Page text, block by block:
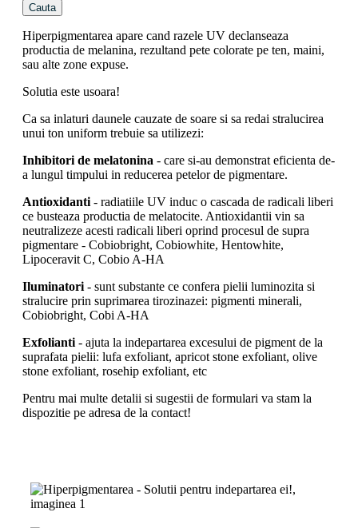
Cauta
Hiperpigmentarea apare cand razele UV declanseaza
productia de melanina, rezultand pete colorate pe ten, maini,
sau alte zone expuse.
Solutia este usoara!
Ca sa inlaturi daunele cauzate de soare si sa redai stralucirea
unui ton uniform trebuie sa utilizezi:
Inhibitori de melatonina - care si-au demonstrat eficienta de-
a lungul timpului in reducerea petelor de pigmentare.
Antioxidanti - radiatiile UV induc o cascada de radicali liberi
ce busteaza productia de melatocite. Antioxidantii vin sa
neutralizeze acesti radicali liberi oprind procesul de supra
pigmentare - Cobiobright, Cobiowhite, Hentowhite,
Lipoceravit C, Cobio A-HA
Iluminatori - sunt substante ce confera pielii luminozita si
stralucire prin suprimarea tirozinazei: pigmenti minerali,
Cobiobright, Cobi A-HA
Exfolianti - ajuta la indepartarea excesului de pigment de la
suprafata pielii: lufa exfoliant, apricot stone exfoliant, olive
stone exfoliant, rosehip exfoliant, etc
Pentru mai multe detalii si sugestii de formulari va stam la
dispozitie pe adresa de la contact!